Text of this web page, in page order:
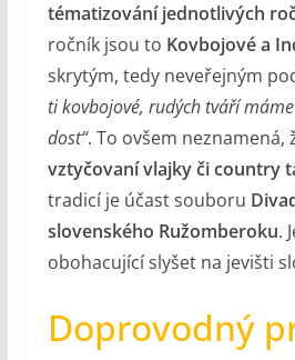
tématizování jednotlivých
ročník jsou to Kovbojové a
skrytým, tedy neveřejným
ti kovbojové, rudých tváří
dost“. To ovšem neznamená,
vztyčovaní vlajky či country
tradicí je účast souboru
slovenského Ružomberoku.
obohacující slyšet na jevišti
Doprovodný